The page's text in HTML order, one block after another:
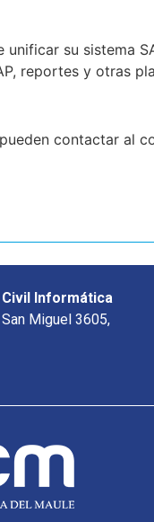
unificar su sistema
reportes y otras
contactar al
Civil Informática
Miguel 3605,